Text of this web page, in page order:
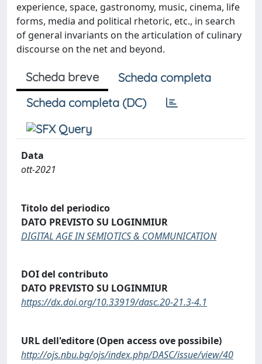
experience, space, gastronomy, music, cinema, life
forms, media and political rhetoric, etc., in search
of general invariants on the articulation of culinary
discourse on the net and beyond.
Scheda breve
Scheda completa
Scheda completa (DC)
Data
ott-2021
Titolo del periodico
DATO PREVISTO SU LOGINMIUR
DIGITAL AGE IN SEMIOTICS & COMMUNICATION
DOI del contributo
DATO PREVISTO SU LOGINMIUR
https://dx.doi.org/10.33919/dasc.20-21.3-4.1
URL dell'editore (Open access ove possibile)
http://ojs.nbu.bg/ojs/index.php/DASC/issue/view/40